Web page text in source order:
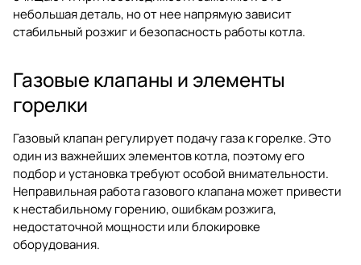
небольшая деталь, но от нее напрямую зависит
стабильный розжиг и безопасность работы котла.
Газовые клапаны и элементы
горелки
Газовый клапан регулирует подачу газа к горелке. Это
один из важнейших элементов котла, поэтому его
подбор и установка требуют особой внимательности.
Неправильная работа газового клапана может привести
к нестабильному горению, ошибкам розжига,
недостаточной мощности или блокировке
оборудования.